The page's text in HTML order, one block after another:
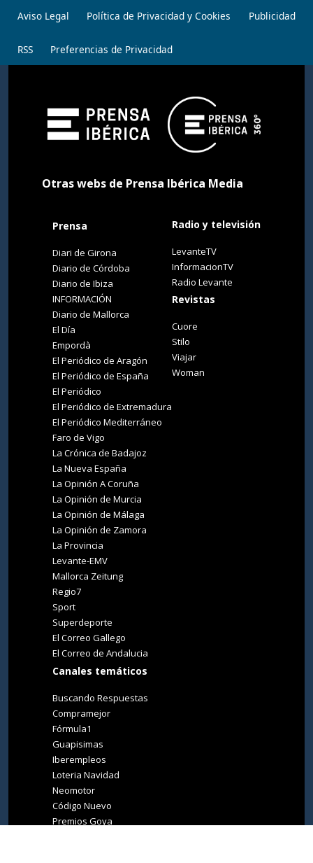
Aviso Legal Política de Privacidad y Cookies Publicidad
RSS Preferencias de Privacidad
Otras webs de Prensa Ibérica Media
Prensa
Diari de Girona
Diario de Córdoba
Diario de Ibiza
INFORMACIÓN
Diario de Mallorca
El Día
Empordà
El Periódico de Aragón
El Periódico de España
El Periódico
El Periódico de Extremadura
El Periódico Mediterráneo
Faro de Vigo
La Crónica de Badajoz
La Nueva España
La Opinión A Coruña
La Opinión de Murcia
La Opinión de Málaga
La Opinión de Zamora
La Provincia
Levante-EMV
Mallorca Zeitung
Regio7
Sport
Superdeporte
El Correo Gallego
El Correo de Andalucia
Canales temáticos
Buscando Respuestas
Compramejor
Fórmula1
Guapisimas
Iberempleos
Loteria Navidad
Neomotor
Código Nuevo
Premios Goya
Radio y televisión
LevanteTV
InformacionTV
Radio Levante
Revistas
Cuore
Stilo
Viajar
Woman